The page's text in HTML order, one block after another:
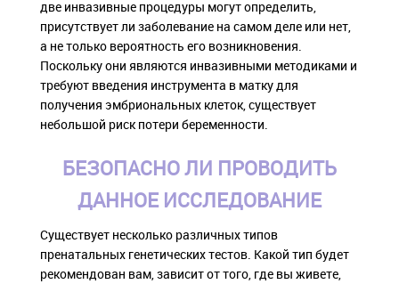
две инвазивные процедуры могут определить,
присутствует ли заболевание на самом деле или нет,
а не только вероятность его возникновения.
Поскольку они являются инвазивными методиками и
требуют введения инструмента в матку для
получения эмбриональных клеток, существует
небольшой риск потери беременности.
БЕЗОПАСНО ЛИ ПРОВОДИТЬ
ДАННОЕ ИССЛЕДОВАНИЕ
Существует несколько различных типов
пренатальных генетических тестов. Какой тип будет
рекомендован вам, зависит от того, где вы живете,